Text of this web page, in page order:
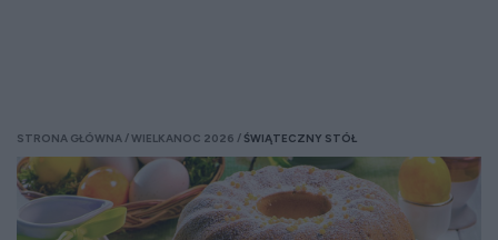
STRONA GŁÓWNA WIELKANOC 2026 ŚWIĄTECZNY STÓŁ